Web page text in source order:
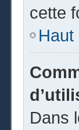
cette
Haut
Dans